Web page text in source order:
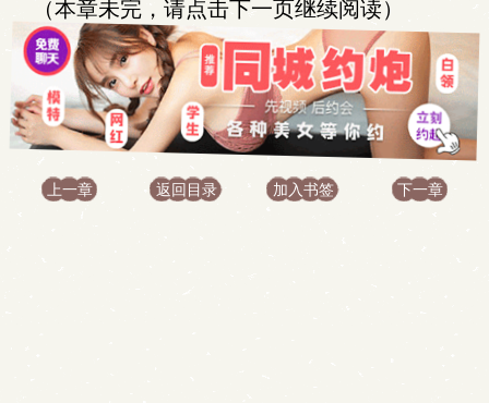
（本章未完，请点击下一页继续阅读）
上一章 返回目录 加入书签 下一章